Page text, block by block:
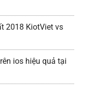
2018 KiotViet vs
ios hiệu quả tại